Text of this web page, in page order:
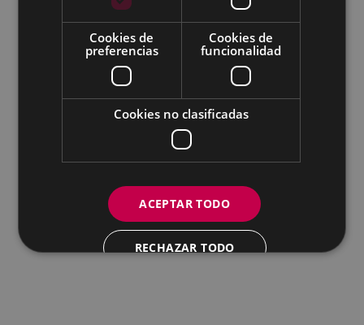
Tfnoa.: 943 70 84 00 / 010 | Faxa: 943 70 84 16 |
pegora@eibar.eus
IFZ: P2003100A | DIR3 L01200300
Cookies de
preferencias
Cookies de
funcionalidad
Cookies no clasificadas
ACEPTAR TODO
RECHAZAR TODO